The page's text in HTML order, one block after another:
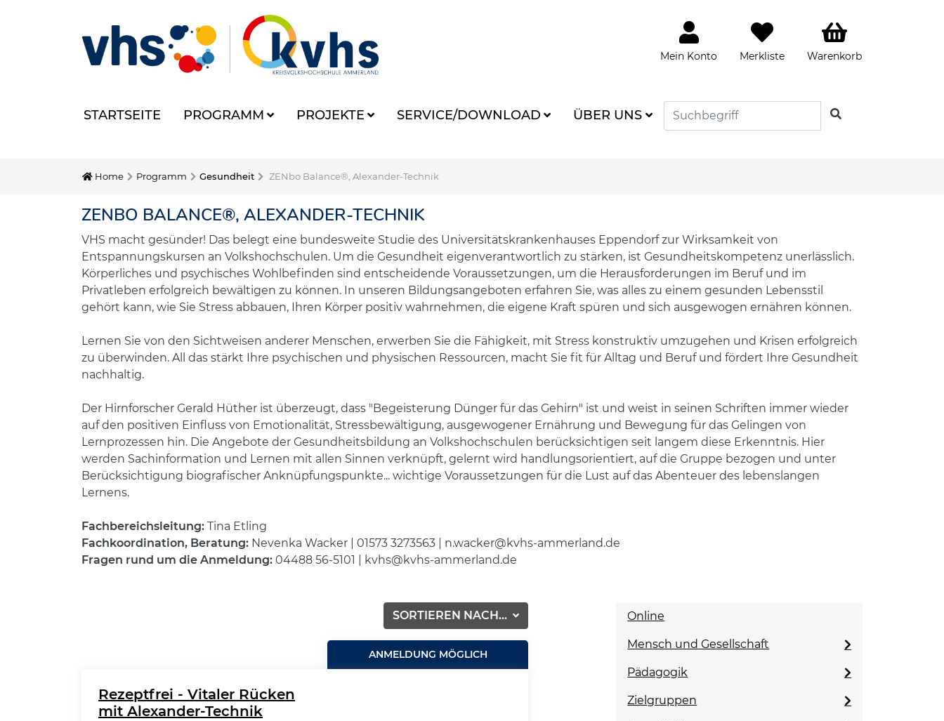
Mein Konto Merkliste Warenkorb
STARTSEITE PROGRAMM PROJEKTE SERVICE/DOWNLOAD ÜBER UNS SUCHEN
Home Programm Gesundheit ZENbo Balance®, Alexander-Technik
ZENBO BALANCE®, ALEXANDER-TECHNIK
VHS macht gesünder! Das belegt eine bundesweite Studie des Universitätskrankenhauses Eppendorf zur Wirksamkeit von
Entspannungskursen an Volkshochschulen. Um die Gesundheit eigenverantwortlich zu stärken, ist Gesundheitskompetenz unerlässlich.
Körperliches und psychisches Wohlbefinden sind entscheidende Voraussetzungen, um die Herausforderungen im Beruf und im
Privatleben erfolgreich bewältigen zu können. In unseren Bildungsangeboten erfahren Sie, was alles zu einem gesunden Lebensstil
gehört kann, wie Sie Stress abbauen, Ihren Körper positiv wahrnehmen, die eigene Kraft spüren und sich ausgewogen ernähren können.
Lernen Sie von den Sichtweisen anderer Menschen, erwerben Sie die Fähigkeit, mit Stress konstruktiv umzugehen und Krisen erfolgreich
zu überwinden. All das stärkt Ihre psychischen und physischen Ressourcen, macht Sie fit für Alltag und Beruf und fördert Ihre Gesundheit
nachhaltig.
Der Hirnforscher Gerald Hüther ist überzeugt, dass "Begeisterung Dünger für das Gehirn" ist und weist in seinen Schriften immer wieder
auf den positiven Einfluss von Emotionalität, Stressbewältigung, ausgewogener Ernährung und Bewegung für das Gelingen von
Lernprozessen hin. Die Angebote der Gesundheitsbildung an Volkshochschulen berücksichtigen seit langem diese Erkenntnis. Hier
werden Sachinformation und Lernen mit allen Sinnen verknüpft, gelernt wird handlungsorientiert, auf die Gruppe bezogen und unter
Berücksichtigung biografischer Anknüpfungspunkte... wichtige Voraussetzungen für die Lust auf das Abenteuer des lebenslangen
Lernens.
Fachbereichsleitung: Tina Etling
Fachkoordination, Beratung: Nevenka Wacker | 01573 3273563 | n.wacker@kvhs-ammerland.de
Fragen rund um die Anmeldung: 04488 56-5101 | kvhs@kvhs-ammerland.de
SORTIEREN NACH...
ANMELDUNG MÖGLICH
Rezeptfrei - Vitaler Rücken
mit Alexander-Technik
Online
Mensch und Gesellschaft
Pädagogik
Zielgruppen